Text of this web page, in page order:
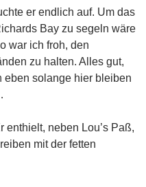
er endlich auf. Um das
Bay zu segeln wäre
war ich froh, den
zu halten. Alles gut,
eben solange hier bleiben
enthielt, neben Lou’s Paß,
mit der fetten